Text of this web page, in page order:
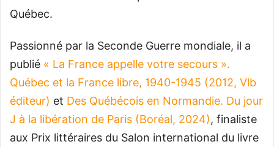
Québec.
Passionné par la Seconde Guerre mondiale, il a
publié « La France appelle votre secours ».
Québec et la France libre, 1940-1945 (2012, Vlb
éditeur) et Des Québécois en Normandie. Du jour
J à la libération de Paris (Boréal, 2024), finaliste
aux Prix littéraires du Salon international du livre